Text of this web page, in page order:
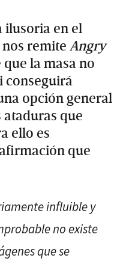
ilusoria en el
remite Angry
la masa no
conseguirá
opción general
que
ello es
que
influible y
no existe
que se